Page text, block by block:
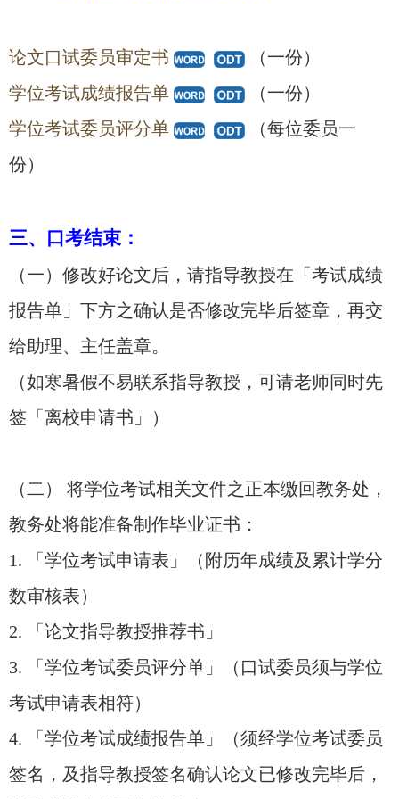
论文口试委员审定书
（一份）
学位考试成绩报告单
（一份）
学位考试委员评分单
（每位委员一
份）
三、口考结束：
（一）修改好论文后，请指导教授在「考试成绩
报告单」下方之确认是否修改完毕后签章，再交
给助理、主任盖章。
（如寒暑假不易联系指导教授，可请老师同时先
签「离校申请书」）
（二） 将学位考试相关文件之正本缴回教务处，
教务处将能准备制作毕业证书：
1. 「学位考试申请表」（附历年成绩及累计学分
数审核表）
2. 「论文指导教授推荐书」
3. 「学位考试委员评分单」（口试委员须与学位
考试申请表相符）
4. 「学位考试成绩报告单」（须经学位考试委员
签名，及指导教授签名确认论文已修改完毕后，